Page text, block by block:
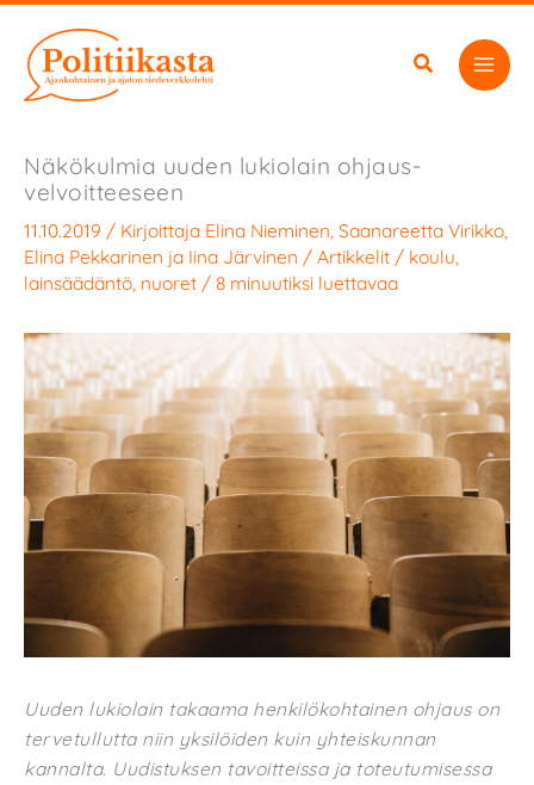
sisältöön
Näkökulmia uuden lukiolain ohjaus­
velvoitteeseen
11.10.2019 / Kirjoittaja Elina Nieminen Saanareetta Virikko
Elina Pekkarinen ja Iina Järvinen / Artikkelit / koulu
lainsäädäntö nuoret / 8 minuutiksi luettavaa
Uuden lukiolain takaama henkilökohtainen ohjaus on
tervetullutta niin yksilöiden kuin yhteiskunnan
kannalta. Uudistuksen tavoitteissa ja toteutumisessa